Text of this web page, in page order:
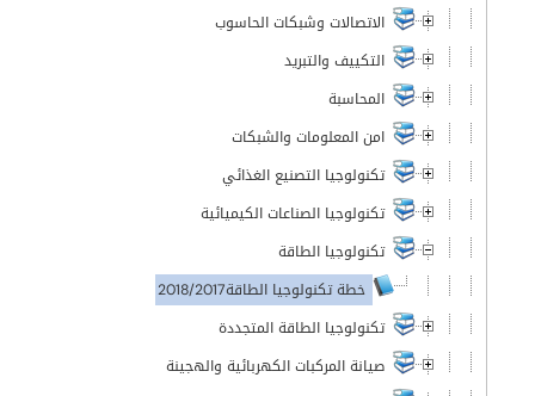
الاتصالات وشبكات الحاسوب
التكييف والتبريد
المحاسبة
امن المعلومات والشبكات
تكنولوجيا التصنيع الغذائي
تكنولوجيا الصناعات الكيميائية
تكنولوجيا الطاقة
خطة تكنولوجيا الطاقة2018/2017
تكنولوجيا الطاقة المتجددة
صيانة المركبات الكهربائية والهجينة